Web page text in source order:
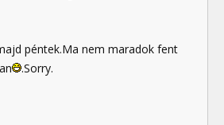
péntek.Ma nem maradok fent
.Sorry.